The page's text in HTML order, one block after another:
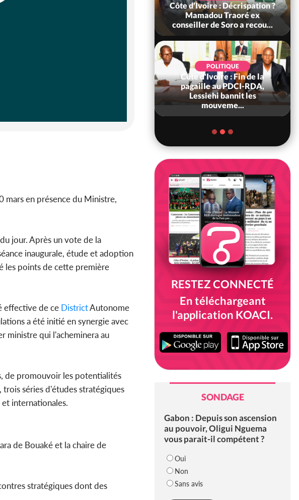
mars en présence du Ministre,
jour. Après un vote de la
inaugurale, étude et adoption
les points de cette première
effective de ce DistrictAutonome
a été initié en synergie avec
ministre qui l'acheminera au
de promouvoir les potentialités
séries d'études stratégiques
internationales.
de Bouaké et la chaire de
stratégiques dont des
Côte d'Ivoire : Décrispation ?
Mamadou Traoré ex
conseiller de Soro a recou...
POLITIQUE
Côte d'Ivoire : Fin de la
pagaille au PDCI-RDA,
Lessiehi bannit les
mouveme...
RESTEZ CONNECTÉ
En téléchargeant
l'application KOACI.
SONDAGE
Gabon : Depuis son ascension
au pouvoir, Oligui Nguema
vous parait-il compétent ?
Oui
Non
Sans avis